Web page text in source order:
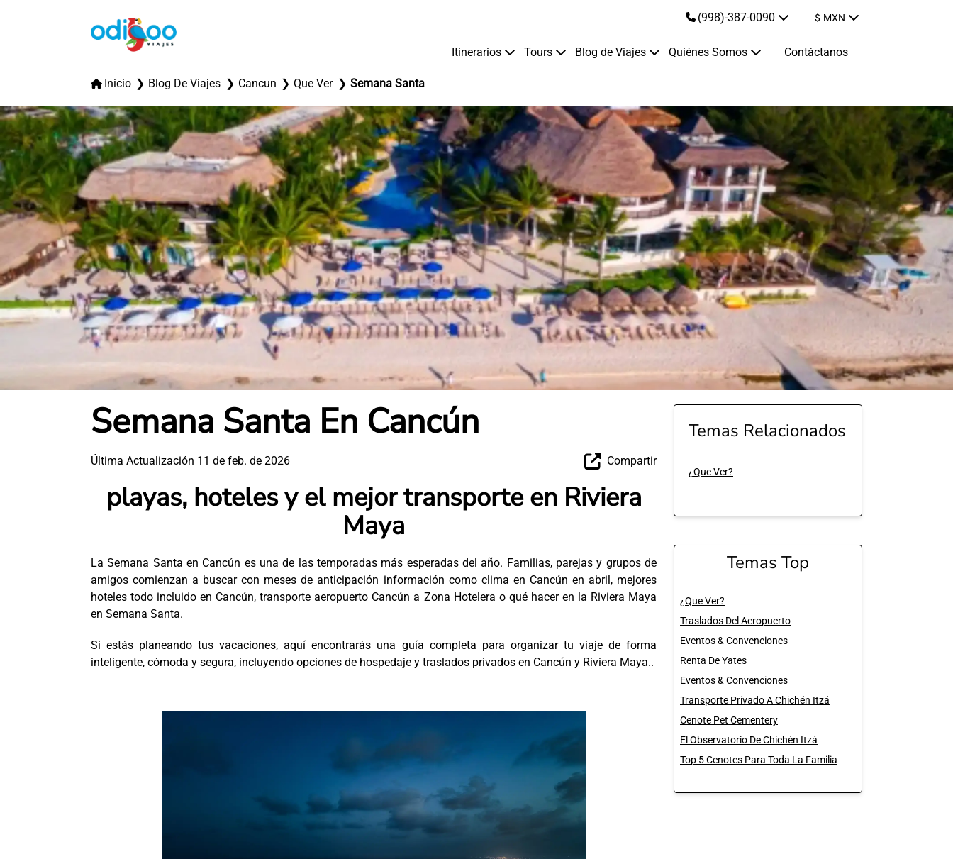
(998)-387-0090 $ MXN
Itinerarios Tours Blog de Viajes Quiénes Somos Contáctanos
Inicio Blog De Viajes Cancun Que Ver Semana Santa
Semana Santa En Cancún
Última Actualización 11 de feb. de 2026 Compartir
playas, hoteles y el mejor transporte en Riviera
Maya
La Semana Santa en Cancún es una de las temporadas más esperadas del año. Familias, parejas y grupos de
amigos comienzan a buscar con meses de anticipación información como clima en Cancún en abril, mejores
hoteles todo incluido en Cancún, transporte aeropuerto Cancún a Zona Hotelera o qué hacer en la Riviera Maya
en Semana Santa.
Si estás planeando tus vacaciones, aquí encontrarás una guía completa para organizar tu viaje de forma
inteligente, cómoda y segura, incluyendo opciones de hospedaje y traslados privados en Cancún y Riviera Maya..
Temas Relacionados
¿Que Ver?
Temas Top
¿Que Ver?
Traslados Del Aeropuerto
Eventos & Convenciones
Renta De Yates
Eventos & Convenciones
Transporte Privado A Chichén Itzá
Cenote Pet Cementery
El Observatorio De Chichén Itzá
Top 5 Cenotes Para Toda La Familia